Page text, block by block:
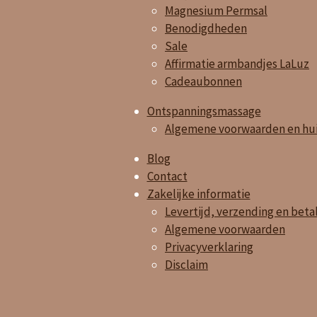
Magnesium Permsal
Benodigdheden
Sale
Affirmatie armbandjes LaLuz
Cadeaubonnen
Ontspanningsmassage
Algemene voorwaarden en
Blog
Contact
Zakelijke informatie
Levertijd, verzending en
Algemene voorwaarden
Privacyverklaring
Disclaim